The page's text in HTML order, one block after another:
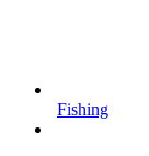
Fishing